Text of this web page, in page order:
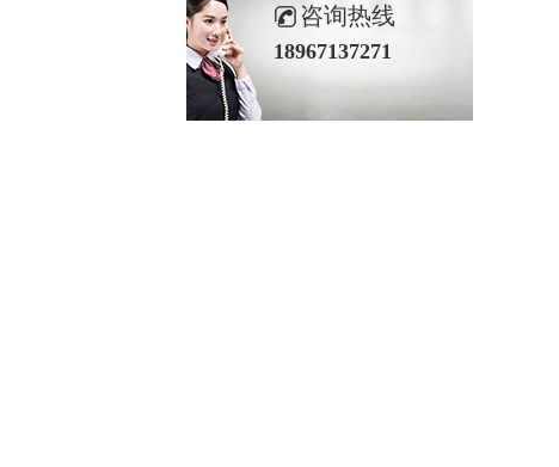
咨询热线
18967137271